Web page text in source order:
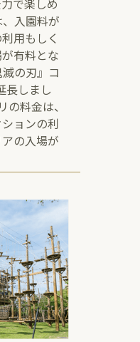
で楽しめ
入園料が
用もしく
有料とな
の刃』コ
長しまし
料金は、
ョンの利
の入場が